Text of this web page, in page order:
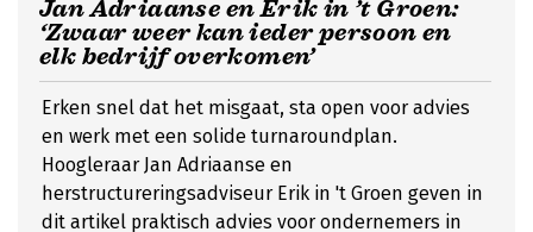
Jan Adriaanse en Erik in ’t Groen:
‘Zwaar weer kan ieder persoon en
elk bedrijf overkomen’
Erken snel dat het misgaat, sta open voor advies
en werk met een solide turnaroundplan.
Hoogleraar Jan Adriaanse en
herstructureringsadviseur Erik in 't Groen geven in
dit artikel praktisch advies voor ondernemers in